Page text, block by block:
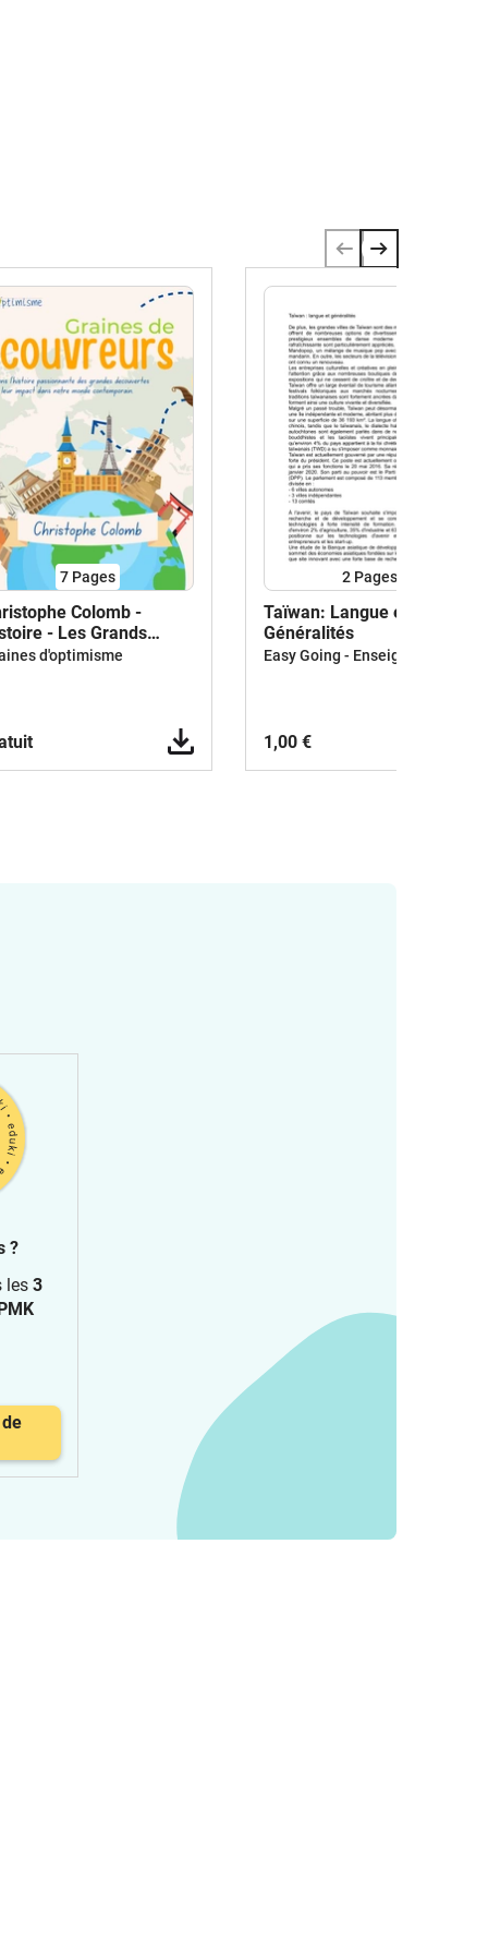
7 Pages
Colomb -
- Les Grands
d'optimisme
2 Pages
Taïwan: Langue et
Généralités
1,00 €
?
les 3